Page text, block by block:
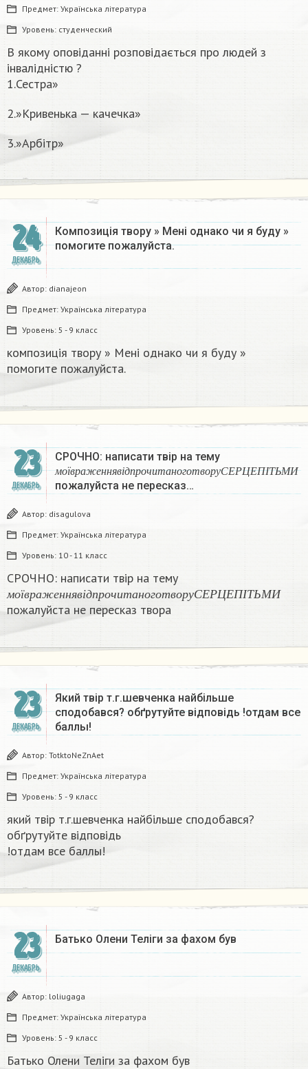
Предмет: Українська література
Уровень: студенческий
В якому оповіданні розповідається про людей з
інвалідністю ?
1.Сестра»
2.»Кривенька — качечка»
3.»Арбітр»
24
ДЕКАБРЬ
Композиція твору » Мені однако чи я буду »
помогите пожалуйста.​​
Автор: dianajeon
Предмет: Українська література
Уровень: 5 - 9 класс
композиція твору » Мені однако чи я буду »
помогите пожалуйста.​​
23
ДЕКАБРЬ
СРОЧНО: написати твір на тему
мо їв р а ж е н няв і д пр о ч и т а н о го т в о р у С Е Р Ц Е П І Т ЬМИ
моївраженнявід про чи тано
пожалуйста не пересказ…
Автор: disagulova
Предмет: Українська література
Уровень: 10 - 11 класс
СРОЧНО: написати твір на тему
м о ї в р а ж е н няв і д п р о ч и т а н о г о т в о р у С Е Р Ц Е П І Т Ь М И
моївраж еннявід про чи тано
пожалуйста не пересказ твора
23
ДЕКАБРЬ
Який твір т.г.шевченка найбільше
сподобався? обґрутуйте відповідь​ !отдам все
баллы!
Автор: TotktoNeZnAet
Предмет: Українська література
Уровень: 5 - 9 класс
який твір т.г.шевченка найбільше сподобався?
обґрутуйте відповідь​
!отдам все баллы!
23
ДЕКАБРЬ
Батько Олени Теліги за фахом був
Автор: loliugaga
Предмет: Українська література
Уровень: 5 - 9 класс
Батько Олени Теліги за фахом був